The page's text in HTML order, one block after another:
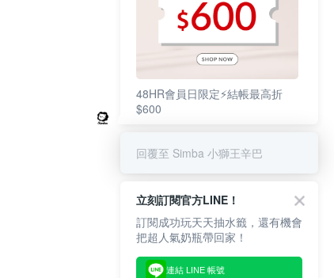
48HR會員日限定⚡結帳最高折
$600
回覆至 Simba 小獅王辛巴
立刻訂閱官方LINE！
訂閱成功玩天天抽水籤，還有機會
把超人氣奶瓶帶回家！
連結 LINE 帳號